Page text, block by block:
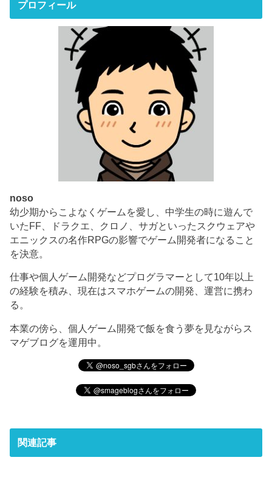
プロフィール
noso
幼少期からこよなくゲームを愛し、中学生の時に遊んで
いたFF、ドラクエ、クロノ、サガといったスクウェアや
エニックスの名作RPGの影響でゲーム開発者になること
を決意。
仕事や個人ゲーム開発などプログラマーとして10年以上
の経験を積み、現在はスマホゲームの開発、運営に携わ
る。
本業の傍ら、個人ゲーム開発で飯を食う夢を見ながらス
マゲブログを運用中。
関連記事